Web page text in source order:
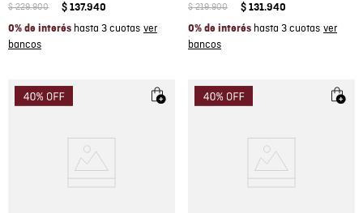
$ 229.900 $ 137.940
0% de interés hasta 3 cuotas
$ 219.900 $ 131.940
0% de interés hasta 3 cuotas